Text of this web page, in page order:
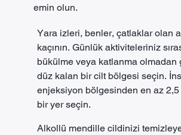
emin olun.
Yara izleri, benler, çatlaklar olan
kaçının. Günlük aktiviteleriniz
bükülme veya katlanma olmadan
düz kalan bir cilt bölgesi seçin.
enjeksiyon bölgesinden en az
bir yer seçin.
Alkollü mendille cildinizi